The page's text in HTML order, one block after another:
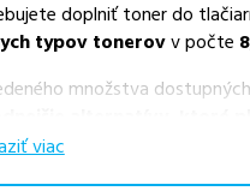
doplniť toner do
typov tonerovv počte 8
množstva
triedach
viac